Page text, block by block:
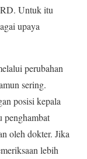
Untuk itu
upaya
perubahan
sering.
posisi kepala
penghambat
oleh dokter. Jika
lebih